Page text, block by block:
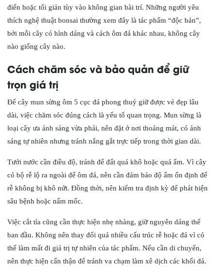
điển hoặc tối giản tùy vào không gian bài trí. Những người yêu
thích nghệ thuật bonsai thường xem đây là tác phẩm “độc bản”,
bởi mỗi cây có hình dáng và cách ôm đá khác nhau, không cây
nào giống cây nào.
Cách chăm sóc và bảo quản để giữ
trọn giá trị
Để cây mun sừng ôm 5 cục đá phong thuỷ giữ được vẻ đẹp lâu
dài, việc chăm sóc đúng cách là yếu tố quan trọng. Mun sừng là
loại cây ưa ánh sáng vừa phải, nên đặt ở nơi thoáng mát, có ánh
sáng tự nhiên nhưng tránh nắng gắt trực tiếp trong thời gian dài.
Tưới nước cần điều độ, tránh để đất quá khô hoặc quá ẩm. Vì cây
có bộ rễ lộ ra ngoài để ôm đá, nên cần đảm bảo độ ẩm ổn định để
rễ không bị khô nứt. Đồng thời, nên kiểm tra định kỳ để phát hiện
sâu bệnh hoặc nấm mốc.
Việc cắt tỉa cũng cần thực hiện nhẹ nhàng, giữ nguyên dáng thế
ban đầu. Không nên thay đổi quá nhiều cấu trúc rễ hoặc đá vì có
thể làm mất đi giá trị tự nhiên của tác phẩm. Nếu cần di chuyển,
nên thực hiện cẩn thận để tránh va chạm làm xê dịch các khối đá.